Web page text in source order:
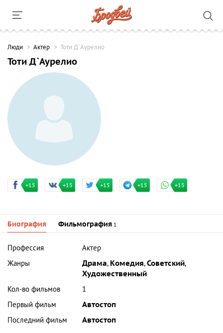
Люди Актер Тоти Д`Аурелио
Тоти Д`Аурелио
+15 +15 +15 +15 +15
Биография Фильмография 1
Профессия
Актер
Жанры
Драма, Комедия,Советский,
Художественный
Кол-во фильмов
1
Первый фильм
Автостоп
Последний фильм
Автостоп